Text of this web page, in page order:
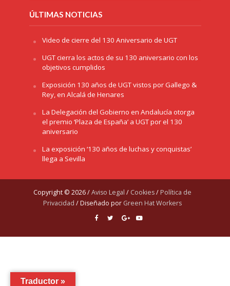
ÚLTIMAS NOTICIAS
Video de cierre del 130 Aniversario de UGT
UGT cierra los actos de su 130 aniversario con los
objetivos cumplidos
Exposición 130 años de UGT vistos por Gallego &
Rey, en Alcalá de Henares
La Delegación del Gobierno en Andalucía otorga
el premio ‘Plaza de España’ a UGT por el 130
aniversario
La exposición ‘130 años de luchas y conquistas’
llega a Sevilla
Copyright © 2026 /Aviso Legal / Cookies/ Política de
Privacidad / Diseñado por Green Hat Workers
Traductor »